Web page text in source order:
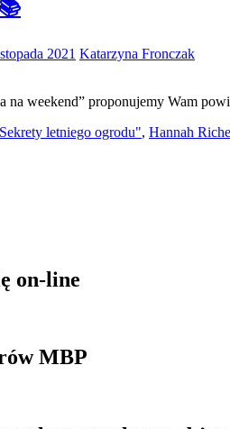
2021 Katarzyna Fronczak
na weekend” proponujemy Wam
letniego ogrodu", Hannah
on-line
MBP